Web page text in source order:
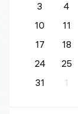
3
4
10
11
17
18
24
25
31
1